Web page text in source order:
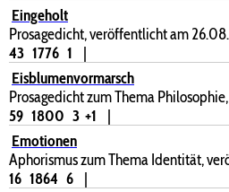
Eingeholt
Prosagedicht, veröffentlicht am
43 1776 1
|
Eisblumenvormarsch
Prosagedicht zum Thema
59 1800 3 +1
|
Emotionen
Aphorismus zum Thema Identität,
16 1864 6
|